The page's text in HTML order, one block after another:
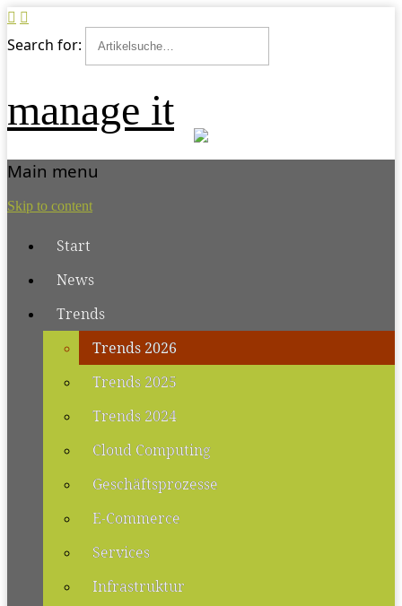
Search for:
manage it
Main menu
Skip to content
Start
News
Trends
Trends 2026
Trends 2025
Trends 2024
Cloud Computing
Geschäftsprozesse
E-Commerce
Services
Infrastruktur